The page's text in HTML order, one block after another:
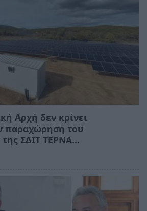
Αρχή δεν κρίνει
παραχώρηση του
ΣΔΙΤ ΤΕΡΝΑ…